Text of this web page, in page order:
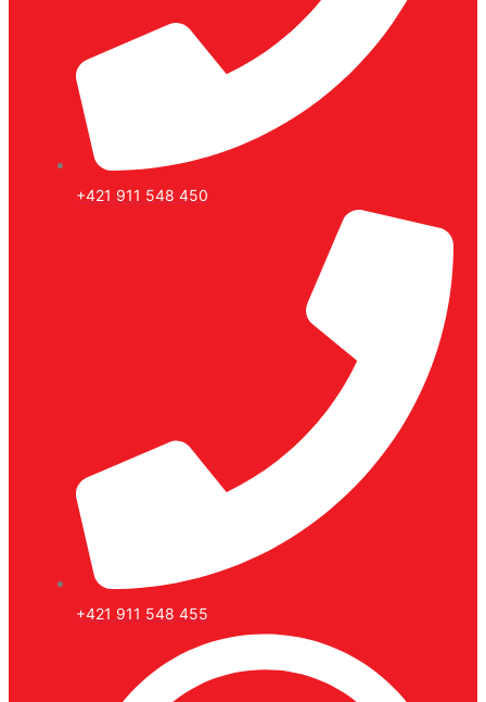
+421 911 548 450
+421 911 548 455